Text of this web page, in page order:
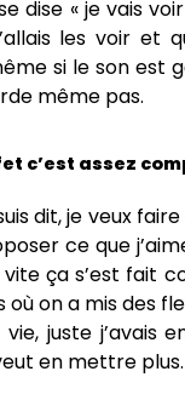
dise « je vais
les voir
si le son est
même pas.
c’est assez
dit, je veux
ce que
ça s’est fait
on a mis des
juste j’avais
en mettre plus.